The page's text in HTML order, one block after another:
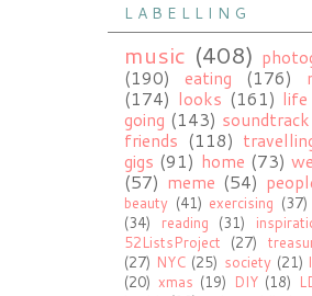
L A B E L L I N G
music (408)
(190)
eating (176)
(174) looks (161) life
going (143) soundtrack
friends (118)
gigs (91) home (73)
(57) meme (54)
beauty (41) exercising (37)
(34)
reading (31)
52ListsProject
(27)
(27) NYC (25) society (21)
(20) xmas (19) DIY (18)